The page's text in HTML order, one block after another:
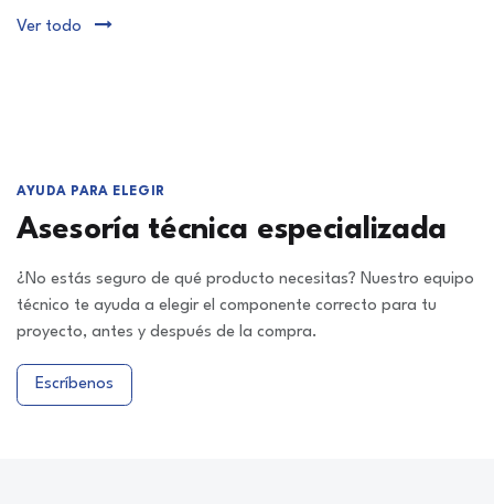
Ver todo
AYUDA PARA ELEGIR
Asesoría técnica especializada
¿No estás seguro de qué producto necesitas? Nuestro equipo
técnico te ayuda a elegir el componente correcto para tu
proyecto, antes y después de la compra.
Escríbenos